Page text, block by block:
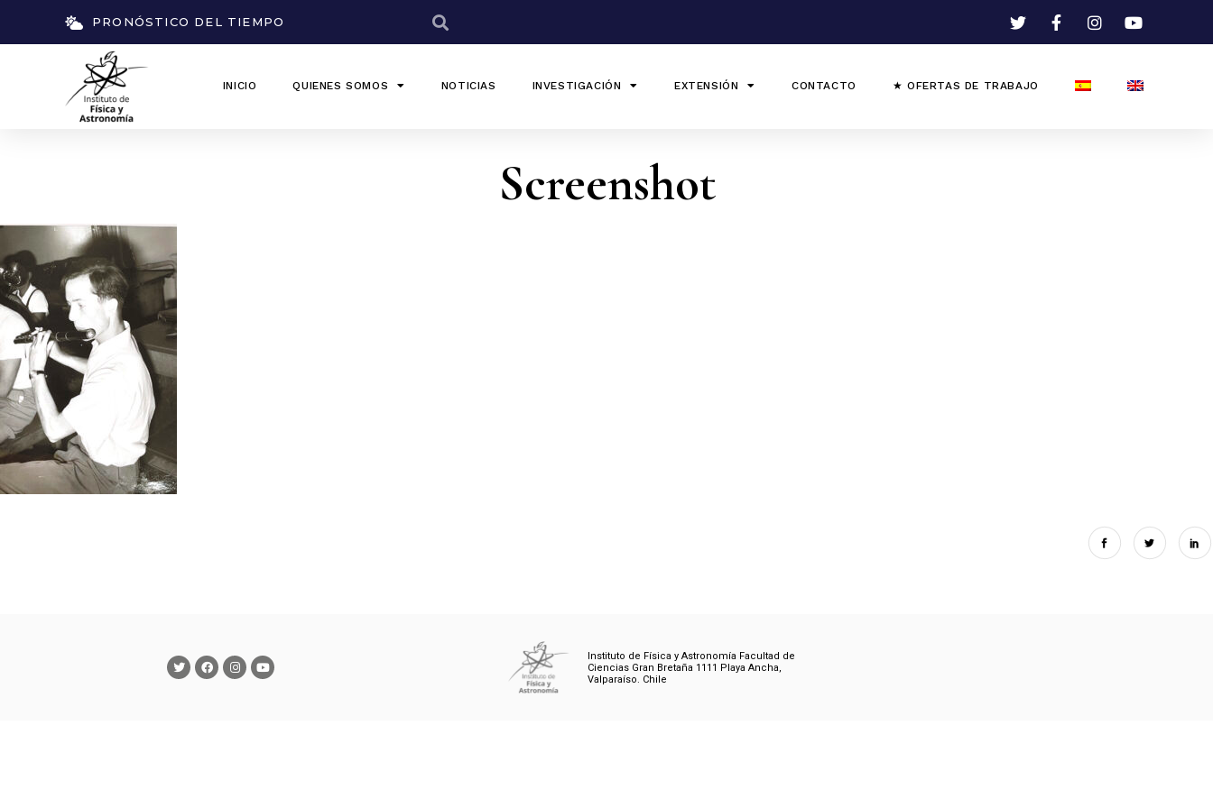
PRONÓSTICO DEL TIEMPO
INICIO QUIENES SOMOS NOTICIAS INVESTIGACIÓN EXTENSIÓN CONTACTO ★ OFERTAS DE TRABAJO
Screenshot
Instituto de Física y Astronomía Facultad de
Ciencias Gran Bretaña 1111 Playa Ancha,
Valparaíso. Chile